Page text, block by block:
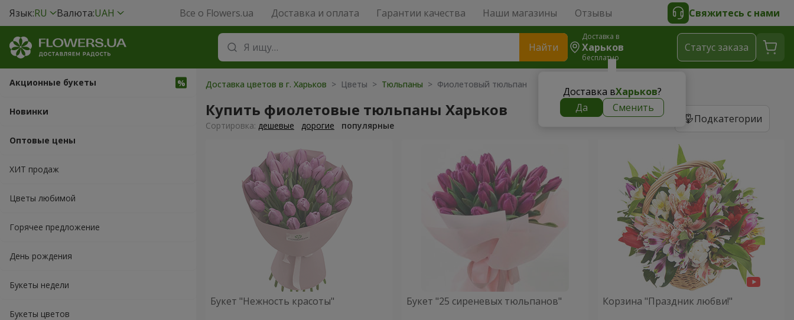
Язык:RU Валюта:UAH Все о Flowers.ua Доставка и оплата Гарантии качества Наши магазины Отзывы Свяжитесь с нами
Найти
Доставка в
Харьков
бесплатно
Доставка вХарьков?
Да
Сменить
Cтатус заказа
Акционные букеты
Новинки
Оптовые цены
ХИТ продаж
Цветы любимой
Горячее предложение
День рождения
Букеты недели
Букеты цветов
Доставка цветов в г. Харьков > Цветы > Тюльпаны > Фиолетовый тюльпан
Купить фиолетовые тюльпаны Харьков Подкатегории
Cортировка: дешевые дорогие популярные
Букет "Нежность красоты" Букет "25 сиреневых тюльпанов" Корзина "Праздник любви!"